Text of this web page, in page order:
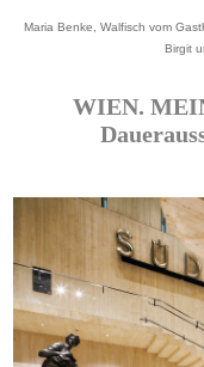
Maria Benke, Walfisch vom
Birgit
WIEN.